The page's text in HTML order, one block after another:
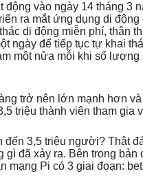
động vào ngày 14 tháng 3
ra mắt ứng dụng di
di động miễn phí, thân
ngày để tiếp tục tự khai
một nửa mỗi khi số
trở nên lớn mạnh hơn
triệu thành viên tham gia
đến 3,5 triệu người? Thật
đã xảy ra. Bên trong bản
mạng Pi có 3 giai đoạn: